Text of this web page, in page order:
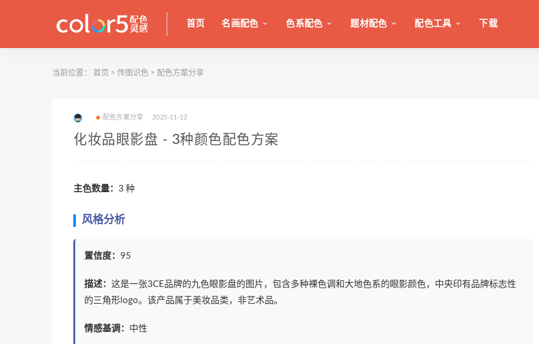
首页 名画配色 色系配色 题材配色 配色工具 下载
当前位置： 首页 > 传图识色 > 配色方案分享
配色方案分享 2025-11-12
化妆品眼影盘 - 3种颜色配色方案
主色数量： 3 种
风格分析
置信度： 95
描述： 这是一张3CE品牌的九色眼影盘的图片，包含多种裸色调和大地色系的眼影颜色，中央印有品牌标志性
的三角形logo。该产品属于美妆品类，非艺术品。
情感基调： 中性